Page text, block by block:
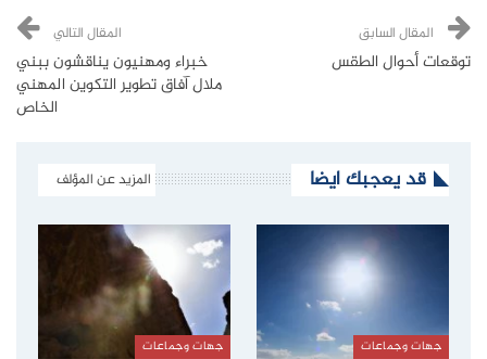
المقال السابق
توقعات أحوال الطقس
المقال التالي
خبراء ومهنيون يناقشون ببني
ملال آفاق تطوير التكوين المهني
الخاص
قد يعجبك ايضا المزيد عن المؤلف
جهات وجماعات جهات وجماعات